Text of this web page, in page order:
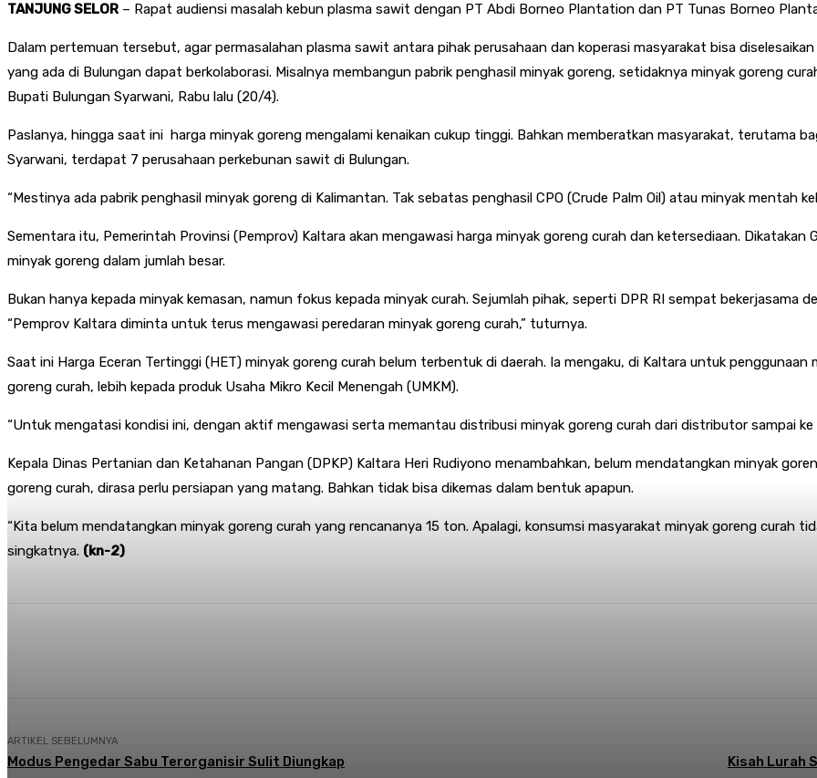
TANJUNG SELOR – Rapat audiensi masalah kebun plasma sawit dengan PT Abdi Borneo Plantation dan PT Tunas Borneo
Dalam pertemuan tersebut, agar permasalahan plasma sawit antara pihak perusahaan dan koperasi masyarakat bisa
yang ada di Bulungan dapat berkolaborasi. Misalnya membangun pabrik penghasil minyak goreng, setidaknya minyak goreng
Bupati Bulungan Syarwani, Rabu lalu (20/4).
Paslanya, hingga saat ini harga minyak goreng mengalami kenaikan cukup tinggi. Bahkan memberatkan masyarakat, terutama
Syarwani, terdapat 7 perusahaan perkebunan sawit di Bulungan.
“Mestinya ada pabrik penghasil minyak goreng di Kalimantan. Tak sebatas penghasil CPO (Crude Palm Oil) atau minyak mentah
Sementara itu, Pemerintah Provinsi (Pemprov) Kaltara akan mengawasi harga minyak goreng curah dan ketersediaan. Dikatakan
minyak goreng dalam jumlah besar.
Bukan hanya kepada minyak kemasan, namun fokus kepada minyak curah. Sejumlah pihak, seperti DPR RI sempat bekerjasama
“Pemprov Kaltara diminta untuk terus mengawasi peredaran minyak goreng curah,” tuturnya.
Saat ini Harga Eceran Tertinggi (HET) minyak goreng curah belum terbentuk di daerah. Ia mengaku, di Kaltara untuk
goreng curah, lebih kepada produk Usaha Mikro Kecil Menengah (UMKM).
“Untuk mengatasi kondisi ini, dengan aktif mengawasi serta memantau distribusi minyak goreng curah dari distributor sampai ke
Kepala Dinas Pertanian dan Ketahanan Pangan (DPKP) Kaltara Heri Rudiyono menambahkan, belum mendatangkan minyak
goreng curah, dirasa perlu persiapan yang matang. Bahkan tidak bisa dikemas dalam bentuk apapun.
“Kita belum mendatangkan minyak goreng curah yang rencananya 15 ton. Apalagi, konsumsi masyarakat minyak goreng curah
singkatnya. (kn-2)
ARTIKEL SEBELUMNYA
Modus Pengedar Sabu Terorganisir Sulit Diungkap Kisah Lurah